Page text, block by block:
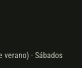
verano) · Sábados